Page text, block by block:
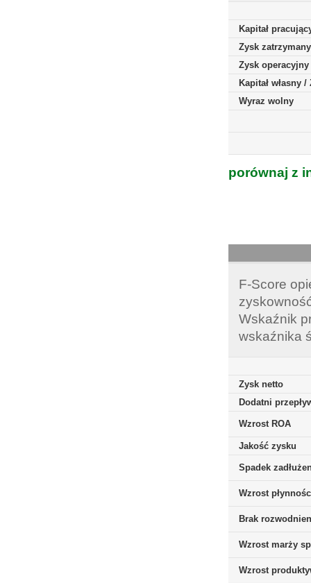
Kapitał
Zysk
Zysk operacyjny
Kapitał własny
Wyraz wolny
porównaj z
F-Score
Wskaźnik
wskaźnika
Zysk netto
Dodatni
Wzrost ROA
Jakość zysku
Spadek
Wzrost
Brak
Wzrost marży
Wzrost